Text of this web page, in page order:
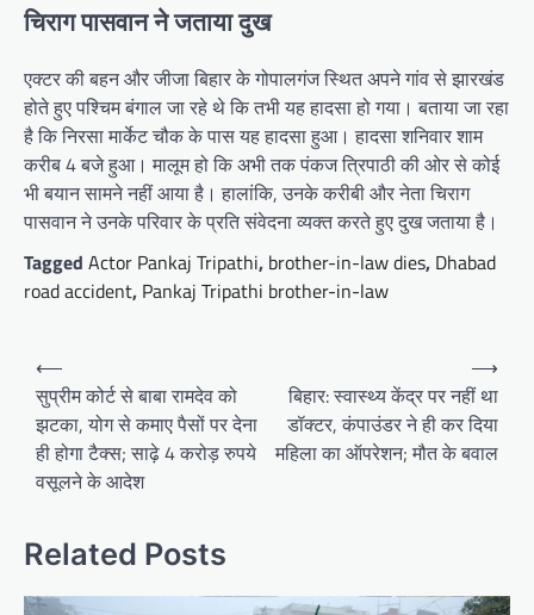
चिराग पासवान ने जताया दुख
एक्टर की बहन और जीजा बिहार के गोपालगंज स्थित अपने गांव से झारखंड
होते हुए पश्चिम बंगाल जा रहे थे कि तभी यह हादसा हो गया। बताया जा रहा
है कि निरसा मार्केट चौक के पास यह हादसा हुआ। हादसा शनिवार शाम
करीब 4 बजे हुआ। मालूम हो कि अभी तक पंकज त्रिपाठी की ओर से कोई
भी बयान सामने नहीं आया है। हालांकि, उनके करीबी और नेता चिराग
पासवान ने उनके परिवार के प्रति संवेदना व्यक्त करते हुए दुख जताया है।
Tagged Actor Pankaj Tripathi, brother-in-law dies, Dhabad
road accident, Pankaj Tripathi brother-in-law
Post
navigation
⟵
सुप्रीम कोर्ट से बाबा रामदेव को
झटका, योग से कमाए पैसों पर देना
ही होगा टैक्स; साढ़े 4 करोड़ रुपये
वसूलने के आदेश
बिहार: स्वास्थ्य केंद्र पर नहीं था
डॉक्टर, कंपाउंडर ने ही कर दिया
महिला का ऑपरेशन; मौत के बवाल
⟶
Related Posts